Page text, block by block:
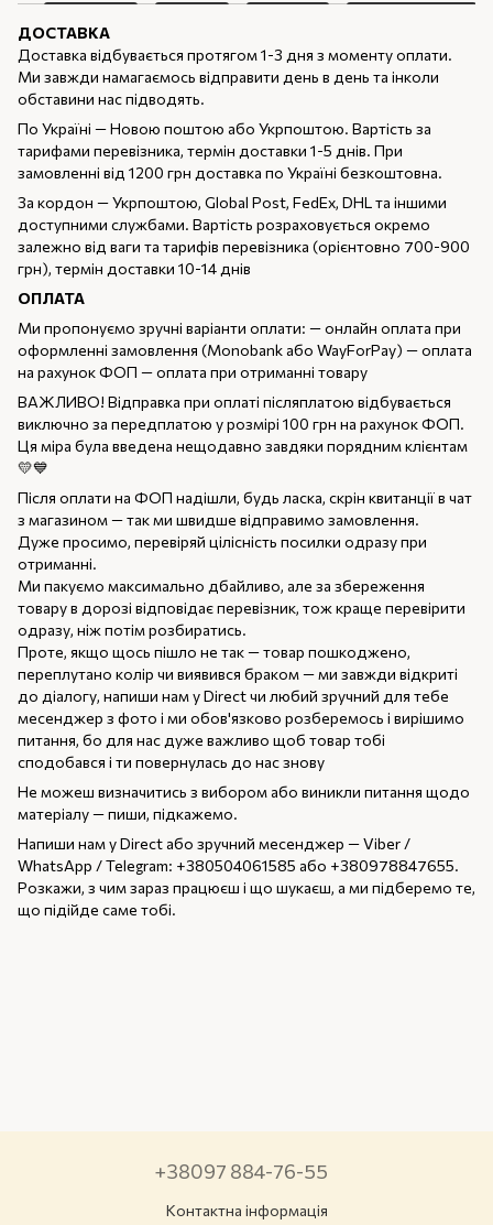
ДОСТАВКА
Доставка відбувається протягом 1-3 дня з моменту оплати.
Ми завжди намагаємось відправити день в день та інколи
обставини нас підводять.
По Україні — Новою поштою або Укрпоштою. Вартість за
тарифами перевізника, термін доставки 1-5 днів. При
замовленні від 1200 грн доставка по Україні безкоштовна.
За кордон — Укрпоштою, Global Post, FedEx, DHL та іншими
доступними службами. Вартість розраховується окремо
залежно від ваги та тарифів перевізника (орієнтовно 700-900
грн), термін доставки 10-14 днів
ОПЛАТА
Ми пропонуємо зручні варіанти оплати: — онлайн оплата при
оформленні замовлення (Monobank або WayForPay) — оплата
на рахунок ФОП — оплата при отриманні товару
ВАЖЛИВО! Відправка при оплаті післяплатою відбувається
виключно за передплатою у розмірі 100 грн на рахунок ФОП.
Ця міра була введена нещодавно завдяки порядним клієнтам
💛💙
Після оплати на ФОП надішли, будь ласка, скрін квитанції в чат
з магазином — так ми швидше відправимо замовлення.
Дуже просимо, перевіряй цілісність посилки одразу при
отриманні.
Ми пакуємо максимально дбайливо, але за збереження
товару в дорозі відповідає перевізник, тож краще перевірити
одразу, ніж потім розбиратись.
Проте, якщо щось пішло не так — товар пошкоджено,
переплутано колір чи виявився браком — ми завжди відкриті
до діалогу, напиши нам у Direct чи любий зручний для тебе
месенджер з фото і ми обов'язково розберемось і вирішимо
питання, бо для нас дуже важливо щоб товар тобі
сподобався і ти повернулась до нас знову
Не можеш визначитись з вибором або виникли питання щодо
матеріалу — пиши, підкажемо.
Напиши нам у Direct або зручний месенджер — Viber /
WhatsApp / Telegram: +380504061585 або +380978847655.
Розкажи, з чим зараз працюєш і що шукаєш, а ми підберемо те,
що підійде саме тобі.
+38097 884-76-55
Контактна інформація